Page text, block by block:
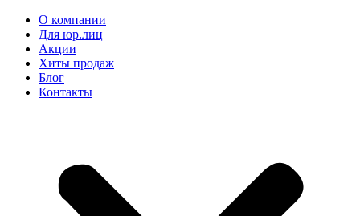
О компании
Для юр.лиц
Акции
Хиты продаж
Блог
Контакты